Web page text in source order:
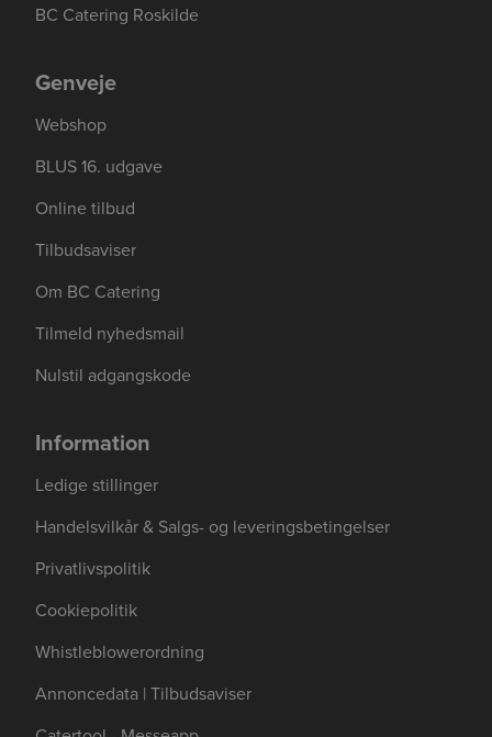
BC Catering Roskilde
Genveje
Webshop
BLUS 16. udgave
Online tilbud
Tilbudsaviser
Om BC Catering
Tilmeld nyhedsmail
Nulstil adgangskode
Information
Ledige stillinger
Handelsvilkår & Salgs- og leveringsbetingelser
Privatlivspolitik
Cookiepolitik
Whistleblowerordning
Annoncedata | Tilbudsaviser